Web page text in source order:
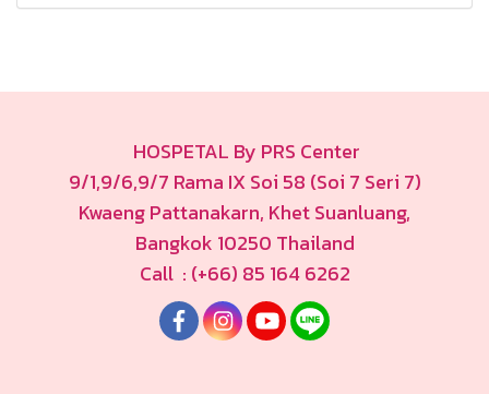
HOSPETAL By PRS Center
9/1,9/6,9/7 Rama IX Soi 58 (Soi 7 Seri 7)
Kwaeng Pattanakarn, Khet Suanluang,
Bangkok 10250 Thailand
Call : (+66) 85 164 6262